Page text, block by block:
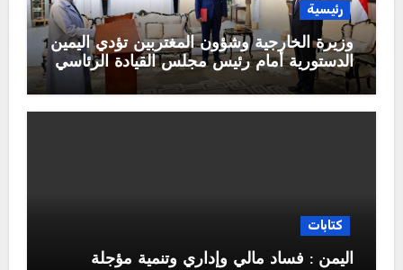
رئيسية
وزيرة الخارجية وشؤون المغتربين تؤدي اليمين
الدستورية أمام رئيس مجلس القيادة الرئاسي
كتابات
اليمن : فساد مالي وإداري وتنمية مؤجلة